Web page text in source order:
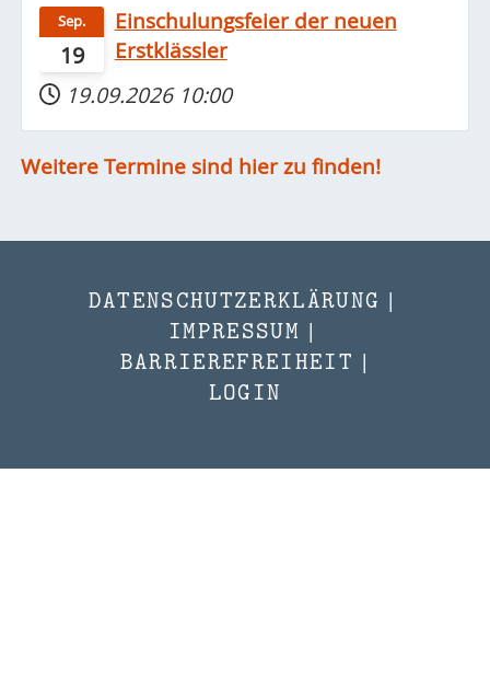
19
Sep.
Einschulungsfeier der neuen
Erstklässler
19.09.2026 10:00
Weitere Termine sind hier zu finden!
DATENSCHUTZERKLÄRUNG |
IMPRESSUM |
BARRIEREFREIHEIT |
LOGIN